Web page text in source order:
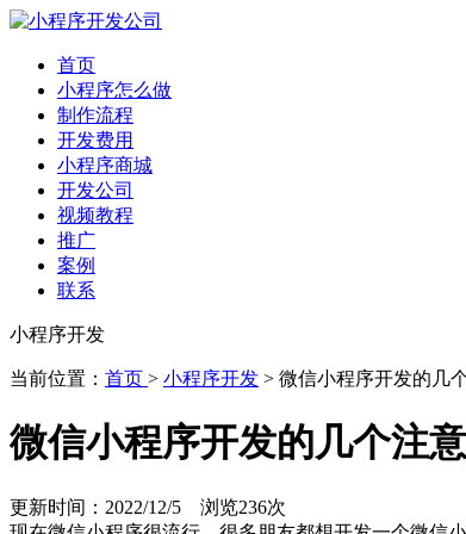
首页
小程序怎么做
制作流程
开发费用
小程序商城
开发公司
视频教程
推广
案例
联系
小程序开发
当前位置： 首页 > 小程序开发 > 微信小程序开发的几
微信小程序开发的几个注
更新时间：2022/12/5 浏览236次